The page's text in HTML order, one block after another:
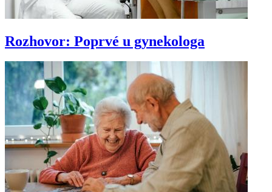
Rozhovor: Poprvé u gynekologa